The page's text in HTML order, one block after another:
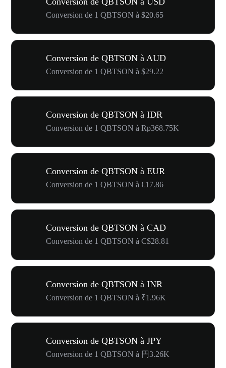
Conversion de 1 QBTSON à $20.65
Conversion de QBTSON à AUD
Conversion de 1 QBTSON à $29.22
Conversion de QBTSON à IDR
Conversion de 1 QBTSON à Rp368.75K
Conversion de QBTSON à EUR
Conversion de 1 QBTSON à €17.86
Conversion de QBTSON à CAD
Conversion de 1 QBTSON à C$28.81
Conversion de QBTSON à INR
Conversion de 1 QBTSON à ₹1.96K
Conversion de QBTSON à JPY
Conversion de 1 QBTSON à 円3.26K